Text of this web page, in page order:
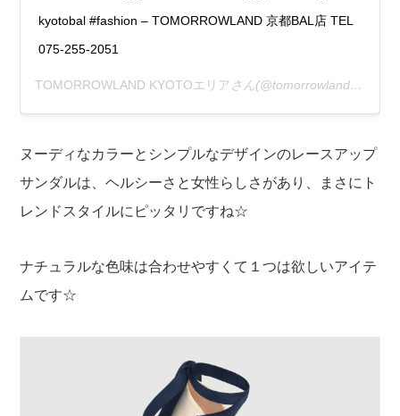
kyotobal #fashion – TOMORROWLAND 京都BAL店 TEL
075-255-2051
TOMORROWLAND KYOTOエリアさん(@tomorrowland_kyoto)がシェアした投稿 –
ヌーディなカラーとシンプルなデザインのレースアップ
サンダルは、ヘルシーさと女性らしさがあり、まさにト
レンドスタイルにピッタリですね☆
ナチュラルな色味は合わせやすくて１つは欲しいアイテ
ムです☆